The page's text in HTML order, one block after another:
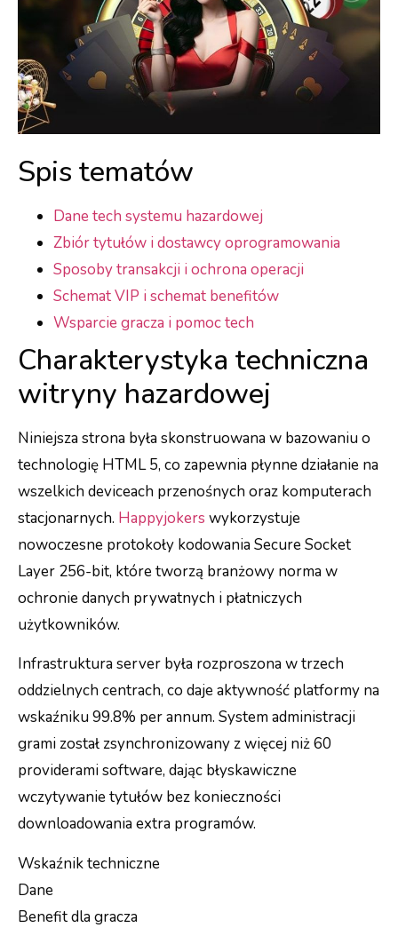
Spis tematów
Dane tech systemu hazardowej
Zbiór tytułów i dostawcy oprogramowania
Sposoby transakcji i ochrona operacji
Schemat VIP i schemat benefitów
Wsparcie gracza i pomoc tech
Charakterystyka techniczna
witryny hazardowej
Niniejsza strona była skonstruowana w bazowaniu o
technologię HTML 5, co zapewnia płynne działanie na
wszelkich deviceach przenośnych oraz komputerach
stacjonarnych. Happyjokers wykorzystuje
nowoczesne protokoły kodowania Secure Socket
Layer 256-bit, które tworzą branżowy norma w
ochronie danych prywatnych i płatniczych
użytkowników.
Infrastruktura server była rozproszona w trzech
oddzielnych centrach, co daje aktywność platformy na
wskaźniku 99.8% per annum. System administracji
grami został zsynchronizowany z więcej niż 60
providerami software, dając błyskawiczne
wczytywanie tytułów bez konieczności
downloadowania extra programów.
Wskaźnik techniczne
Dane
Benefit dla gracza